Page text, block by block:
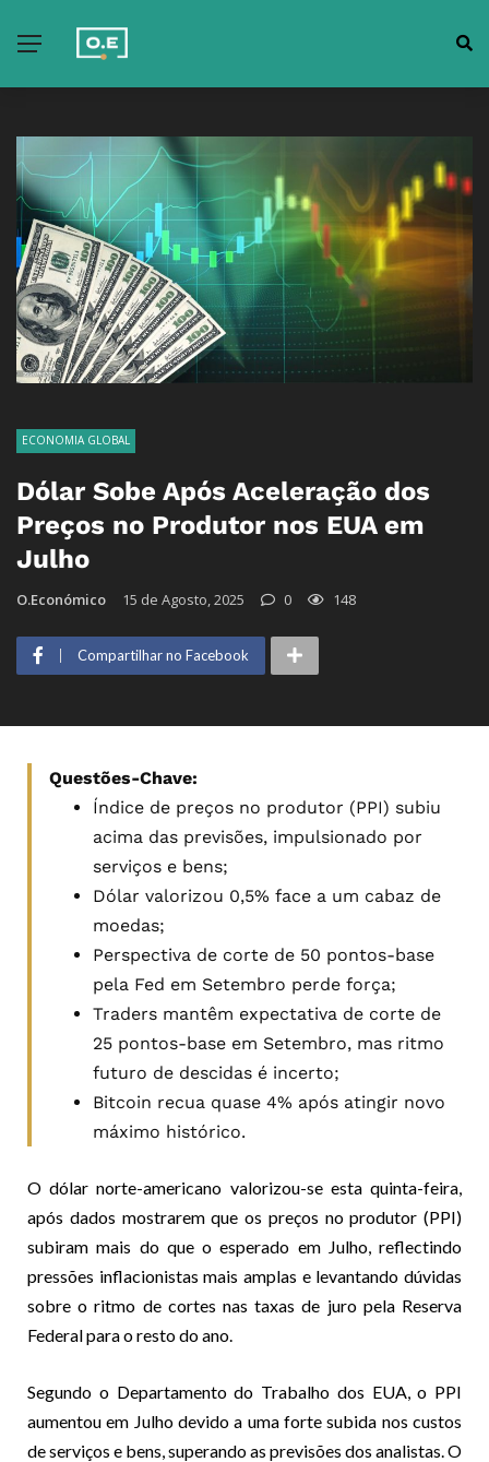
ECONOMIA GLOBAL
Dólar Sobe Após Aceleração dos
Preços no Produtor nos EUA em
Julho
O.Económico 15 de Agosto, 2025 0 148
Compartilhar no Facebook
Questões-Chave:
Índice de preços no produtor (PPI) subiu
acima das previsões, impulsionado por
serviços e bens;
Dólar valorizou 0,5% face a um cabaz de
moedas;
Perspectiva de corte de 50 pontos-base
pela Fed em Setembro perde força;
Traders mantêm expectativa de corte de
25 pontos-base em Setembro, mas ritmo
futuro de descidas é incerto;
Bitcoin recua quase 4% após atingir novo
máximo histórico.
O dólar norte-americano valorizou-se esta quinta-feira,
após dados mostrarem que os preços no produtor (PPI)
subiram mais do que o esperado em Julho, reflectindo
pressões inflacionistas mais amplas e levantando dúvidas
sobre o ritmo de cortes nas taxas de juro pela Reserva
Federal para o resto do ano.
Segundo o Departamento do Trabalho dos EUA, o PPI
aumentou em Julho devido a uma forte subida nos custos
de serviços e bens, superando as previsões dos analistas. O